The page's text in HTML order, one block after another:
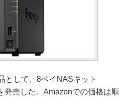
して、8ベイNASキット
発売した。Amazonでの価格は順